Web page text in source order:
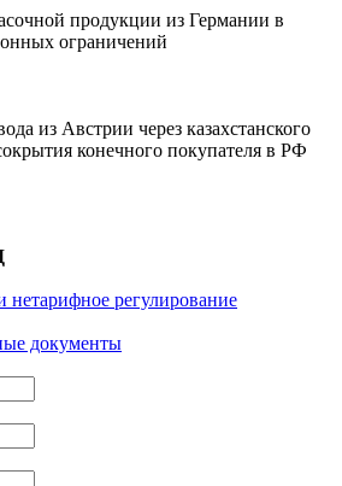
продукции из Германии в
ограничений
из Австрии через казахстанского
конечного покупателя в РФ
регулирование
документы